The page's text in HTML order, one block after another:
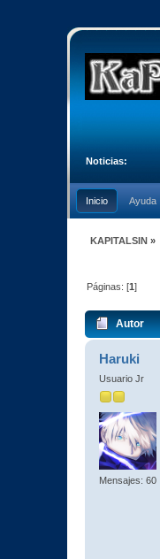
Noticias:
Inicio Ayuda
KAPITALSIN »
Páginas: [1]
Autor
Haruki
Usuario Jr
Mensajes: 60